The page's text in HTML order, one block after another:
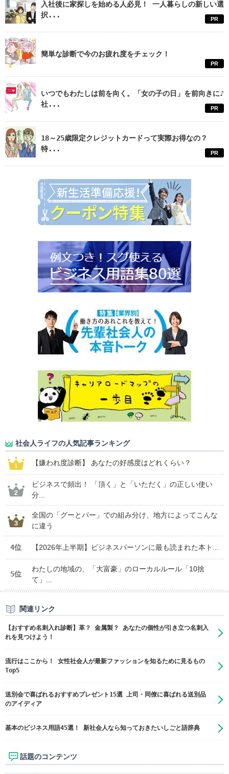
入社後に家探しを始める人必見！ 一人暮らしの新しい選
択...
PR
簡単な診断で今のお疲れ度をチェック！
PR
いつでもわたしは前を向く。「女の子の日」を前向きに♪
社...
PR
18～25歳限定クレジットカードって実際お得なの？
特...
PR
社会人ライフの人気記事ランキング
【嫌われ度診断】 あなたの好感度はどれくらい？
ビジネスで頻出！ 「頂く」と「いただく」の正しい使い
分...
全国の「グーとパー」での組み分け、地方によってこんな
に違う
4位 【2026年上半期】ビジネスパーソンに最も読まれた本ト...
5位
わたしの地域の、「大富豪」のローカルルール「10捨
て」...
関連リンク
【おすすめ名刺入れ診断】革？ 金属製？ あなたの個性が引き立つ名刺入
れを見つけよう！
流行はここから！ 女性社会人が最新ファッションを知るために見るもの
Top5
送別会で喜ばれるおすすめプレゼント15選 上司・同僚に喜ばれる送別品
のアイディア
基本のビジネス用語45選！ 新社会人なら知っておきたいしごと語辞典
話題のコンテンツ